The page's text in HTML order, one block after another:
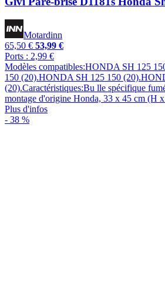
Motardinn
65,50 € 53,99 €
Ports : 2,99 €
Modèles compatibles:HONDA SH 125
150 (20).HONDA SH 125 150
(20).Caractéristiques:Bu lle spécifique
montage d'origine Honda, 33 x 45 cm (H
Plus d'infos
- 38 %